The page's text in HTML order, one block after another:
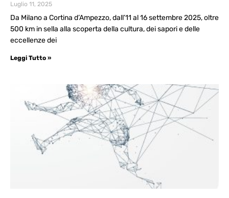
Luglio 11, 2025
Da Milano a Cortina d’Ampezzo, dall’11 al 16 settembre 2025, oltre
500 km in sella alla scoperta della cultura, dei sapori e delle
eccellenze dei
Leggi Tutto »